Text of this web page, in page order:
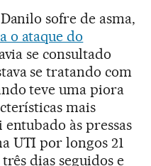
sofre de asma,
o ataque do
se consultado
se tratando com
teve uma piora
mais
às pressas
UTI por longos 21
dias seguidos e